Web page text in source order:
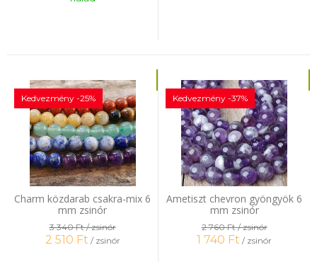
Charm közdarab csakra-mix 6
mm zsinór
Kedvezmény -25%
3 340 Ft/ zsinór
2 510 Ft / zsinór
Ametiszt chevron gyöngyök 6
mm zsinór
Kedvezmény -37%
2 760 Ft/ zsinór
1 740 Ft / zsinór